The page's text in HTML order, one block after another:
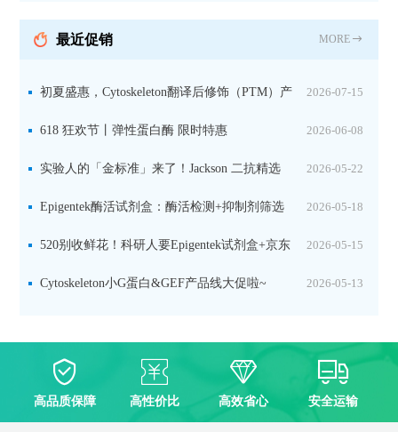
最近促销 MORE
2026-07-15
初夏盛惠，Cytoskeleton翻译后修饰（PTM）产
品线放价啦！ 2026-06-08
618 狂欢节丨弹性蛋白酶 限时特惠
2026-05-22
实验人的「金标准」来了！Jackson 二抗精选
限时一口价，手慢无！ 2026-05-18
Epigentek酶活试剂盒：酶活检测+抑制剂筛选
双赋能，下单即赠京东卡 2026-05-15
520别收鲜花！科研人要Epigentek试剂盒+京东
卡！ 2026-05-13
Cytoskeleton小G蛋白&GEF产品线大促啦~
高品质保障 高性价比 高效省心 安全运输